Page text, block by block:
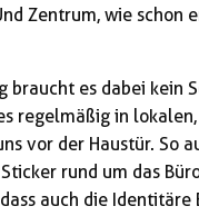
Zentrum, wie schon
braucht es dabei kein
regelmäßig in
vor der Haustür. So
rund um das
auch die Identitäre